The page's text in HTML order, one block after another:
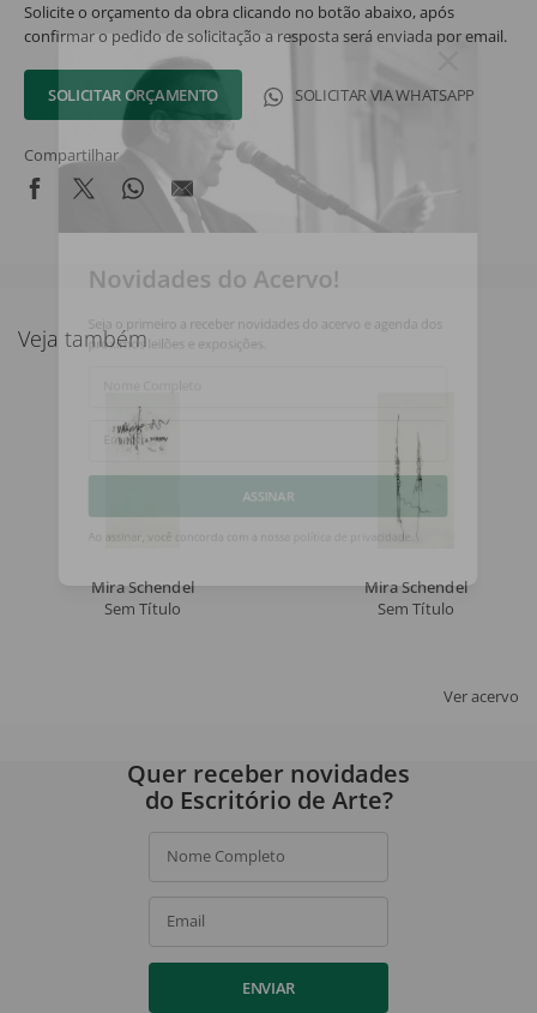
Solicite o orçamento da obra clicando no botão abaixo, após
confirmar o pedido de solicitação a resposta será enviada por email.
SOLICITAR ORÇAMENTO SOLICITAR VIA WHATSAPP
Compartilhar
Veja também
Mira Schendel
Sem Título
Mira Schendel
Sem Título
Ver acervo
Novidades do Acervo!
Seja o primeiro a receber novidades do acervo e agenda dos
próximos leilões e exposições.
Quer receber novidades
do Escritório de Arte?
Nome Completo
Email
ENVIAR